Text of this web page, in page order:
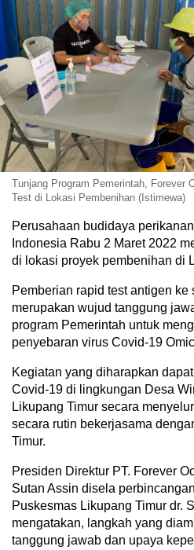
Tunjang Program Pemerintah, Forever
Test di Lokasi Pembenihan (Istimewa)
Perusahaan budidaya
Indonesia Rabu 2 Maret 2022
di lokasi proyek pembenihan di
Pemberian rapid test antigen
merupakan wujud tanggung
program Pemerintah untuk
penyebaran virus Covid-19
Kegiatan yang diharapkan
Covid-19 di lingkungan Desa
Likupang Timur secara
secara rutin bekerjasama
Timur.
Presiden Direktur PT. Forever
Sutan Assin disela
Puskesmas Likupang Timur dr.
mengatakan, langkah yang
tanggung jawab dan upaya